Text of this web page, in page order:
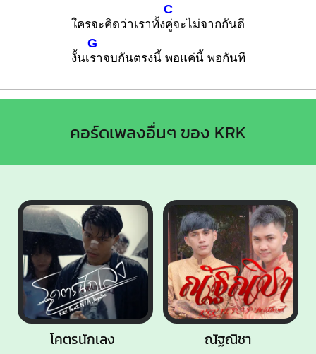
ใครจะคิดว่าเราทั้ง
C
คู่จะไม่จากกันดี
งั้นเ
G
ราจบกันตรงนี้ พอแค่นี้ พอกันที
คอร์ดเพลงอื่นๆ ของ KRK
ณัฐณิชา
โคตรนักเลง